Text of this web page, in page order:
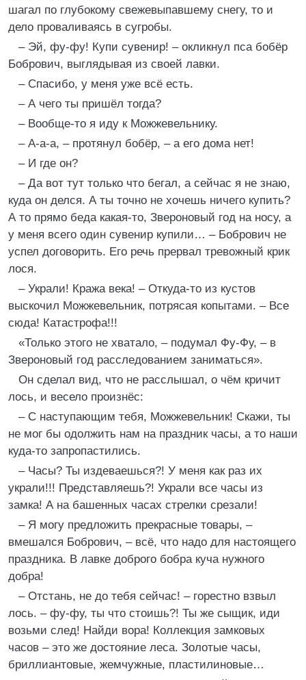
шагал по глубокому свежевыпавшему снегу, то и
дело проваливаясь в сугробы.
– Эй, фу-фу! Купи сувенир! – окликнул пса бобёр
Бобрович, выглядывая из своей лавки.
– Спасибо, у меня уже всё есть.
– А чего ты пришёл тогда?
– Вообще-то я иду к Можжевельнику.
– А-а-а, – протянул бобёр, – а его дома нет!
– И где он?
– Да вот тут только что бегал, а сейчас я не знаю,
куда он делся. А ты точно не хочешь ничего купить?
А то прямо беда какая-то, Звероновый год на носу, а
у меня всего один сувенир купили… – Бобрович не
успел договорить. Его речь прервал тревожный крик
лося.
– Украли! Кража века! – Откуда-то из кустов
выскочил Можжевельник, потрясая копытами. – Все
сюда! Катастрофа!!!
«Только этого не хватало, – подумал Фу-Фу, – в
Звероновый год расследованием заниматься».
Он сделал вид, что не расслышал, о чём кричит
лось, и весело произнёс:
– С наступающим тебя, Можжевельник! Скажи, ты
не мог бы одолжить нам на праздник часы, а то наши
куда-то запропастились.
– Часы? Ты издеваешься?! У меня как раз их
украли!!! Представляешь?! Украли все часы из
замка! А на башенных часах стрелки срезали!
– Я могу предложить прекрасные товары, –
вмешался Бобрович, – всё, что надо для настоящего
праздника. В лавке доброго бобра куча нужного
добра!
– Отстань, не до тебя сейчас! – горестно взвыл
лось. – фу-фу, ты что стоишь?! Ты же сыщик, иди
возьми след! Найди вора! Коллекция замковых
часов – это же достояние леса. Золотые часы,
бриллиантовые, жемчужные, пластилиновые…